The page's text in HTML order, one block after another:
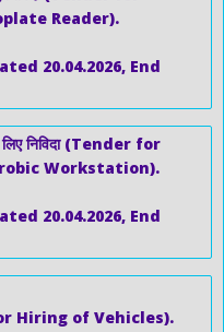
Reader).
20.04.2026, End
लिए निविदा (Tender for
Workstation).
20.04.2026, End
for Hiring of Vehicles).